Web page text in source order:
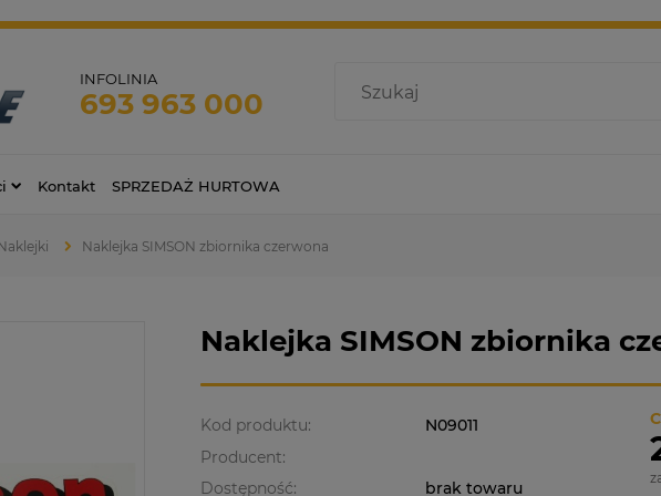
INFOLINIA
693 963 000
Kontakt SPRZEDAŻ HURTOWA
Naklejka SIMSON zbiornika czerwona
Naklejka SIMSON zbiornika
Kod produktu:
N09011
Producent:
Dostępność:
brak towaru